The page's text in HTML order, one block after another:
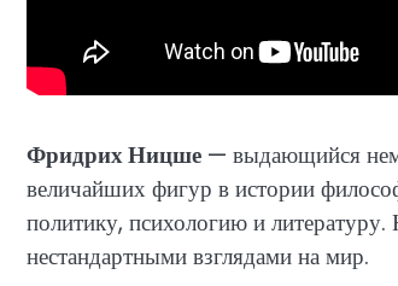
Фридрих Ницше — выдающийся
величайших фигур в истории
политику, психологию и
нестандартными взглядами на мир.